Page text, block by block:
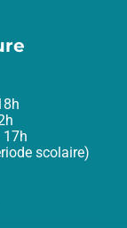
scolaire)